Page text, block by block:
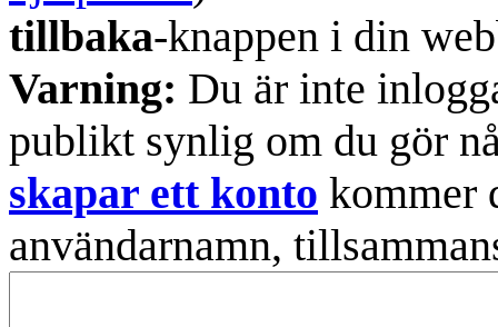
tillbaka-knappen i din
Varning: Du är inte
publikt synlig om du gör
skapar ett konto kommer
användarnamn,